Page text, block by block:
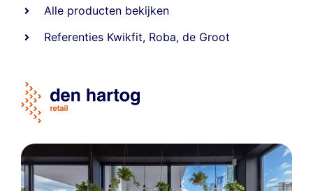
Alle producten bekijken
Referenties Kwikfit, Roba,de Groot